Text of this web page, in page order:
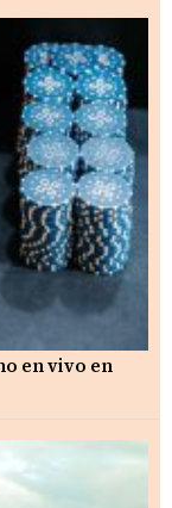
en vivo en